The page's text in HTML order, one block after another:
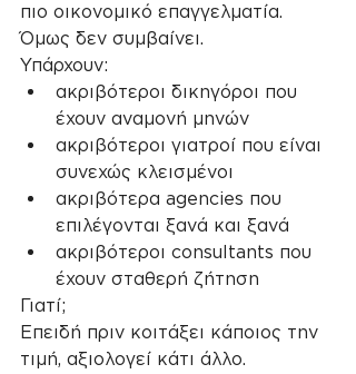
πιο οικονομικό επαγγελματία.
Όμως δεν συμβαίνει.
Υπάρχουν:
ακριβότεροι δικηγόροι που
έχουν αναμονή μηνών
ακριβότεροι γιατροί που είναι
συνεχώς κλεισμένοι
ακριβότερα agencies που
επιλέγονται ξανά και ξανά
ακριβότεροι consultants που
έχουν σταθερή ζήτηση
Γιατί;
Επειδή πριν κοιτάξει κάποιος την
τιμή, αξιολογεί κάτι άλλο.